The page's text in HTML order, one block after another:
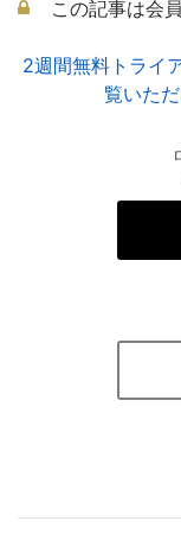
この記事は会
2週間無料トライ
覧いた